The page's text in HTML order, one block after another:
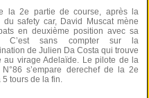
la 2e partie de course, après la
du safety car, David Muscat mène
en deuxième position avec sa
C’est sans compter sur la
de Julien Da Costa qui trouve
au virage Adelaïde. Le pilote de la
N°86 s’empare derechef de la 2e
5 tours de la fin.